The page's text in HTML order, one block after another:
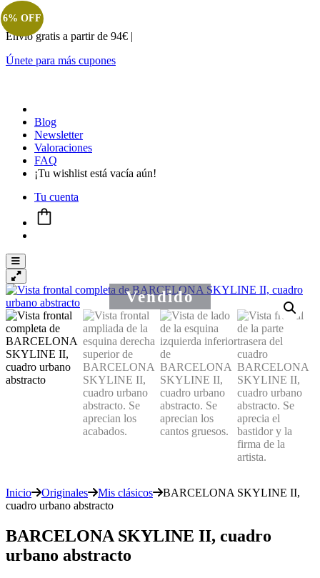
Envio gratis a partir de 94€ |
Únete para más cupones
Blog
Newsletter
Valoraciones
FAQ
¡Tu wishlist está vacía aún!
Tu cuenta
Menú conmutador hamburguesa
6% OFF
Vendido
Inicio Originales Mis clásicos
BARCELONA SKYLINE II,
cuadro urbano abstracto
BARCELONA SKYLINE II, cuadro
urbano abstracto